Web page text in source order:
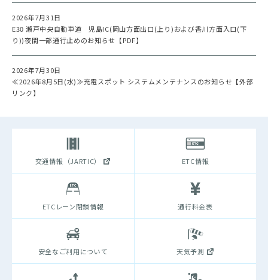
2026年7月31日
E30 瀬戸中央自動車道 児島IC(岡山方面出口(上り)および香川方面入口(下
り))夜間一部通行止めのお知らせ【PDF】
2026年7月30日
≪2026年8月5日(水)≫充電スポット システムメンテナンスのお知らせ【外部
リンク】
交通情報（JARTIC） ETC情報
ETCレーン閉鎖情報 通行料金表
安全なご利用について 天気予測